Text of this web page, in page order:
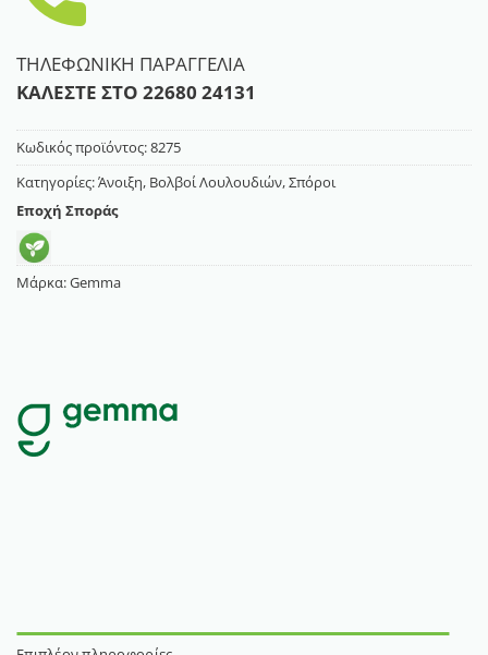
ΤΗΛΕΦΩΝΙΚΗ ΠΑΡΑΓΓΕΛΙΑ
ΚΑΛΕΣΤΕ ΣΤΟ 22680 24131
Κωδικός προϊόντος:8275
Κατηγορίες:Άνοιξη, Βολβοί Λουλουδιών,Σπόροι
Εποχή Σποράς
Μάρκα:Gemma